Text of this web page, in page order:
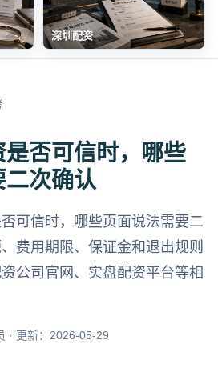
深圳配资
否可信时，哪些
二次确认
可信时，哪些页面说法需要二
费用期限、保证金和退出规则
公司官网、实盘配资平台等相
· 更新：2026-05-29